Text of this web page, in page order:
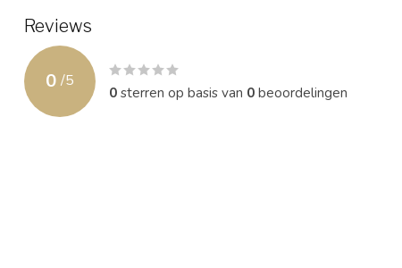
Reviews
0 /5
0sterren op basis van 0beoordelingen